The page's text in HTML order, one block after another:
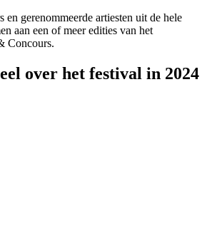
en gerenommeerde artiesten uit de hele
aan een of meer edities van het
Concours.
over het festival in 2024